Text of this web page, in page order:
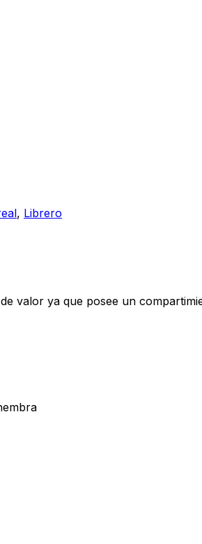
, Librero
valor ya que posee un